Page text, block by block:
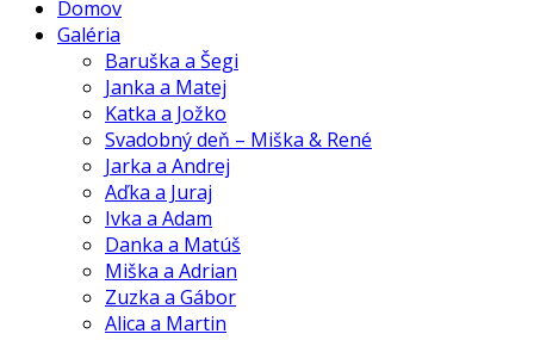
Domov
Galéria
Baruška a Šegi
Janka a Matej
Katka a Jožko
Svadobný deň – Miška & René
Jarka a Andrej
Aďka a Juraj
Ivka a Adam
Danka a Matúš
Miška a Adrian
Zuzka a Gábor
Alica a Martin